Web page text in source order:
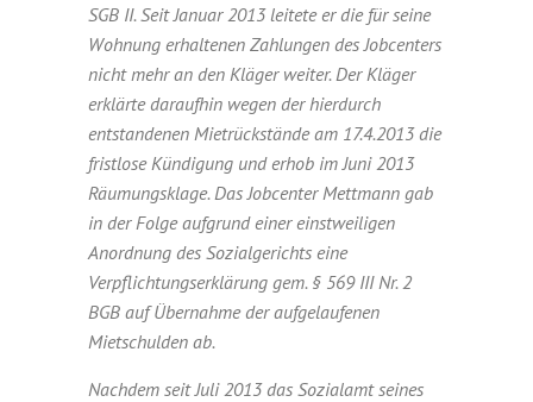
SGB II. Seit Januar 2013 leitete er die für seine
Wohnung erhaltenen Zahlungen des Jobcenters
nicht mehr an den Kläger weiter. Der Kläger
erklärte daraufhin wegen der hierdurch
entstandenen Mietrückstände am 17.4.2013 die
fristlose Kündigung und erhob im Juni 2013
Räumungsklage. Das Jobcenter Mettmann gab
in der Folge aufgrund einer einstweiligen
Anordnung des Sozialgerichts eine
Verpflichtungserklärung gem. § 569 III Nr. 2
BGB auf Übernahme der aufgelaufenen
Mietschulden ab.
Nachdem seit Juli 2013 das Sozialamt seines